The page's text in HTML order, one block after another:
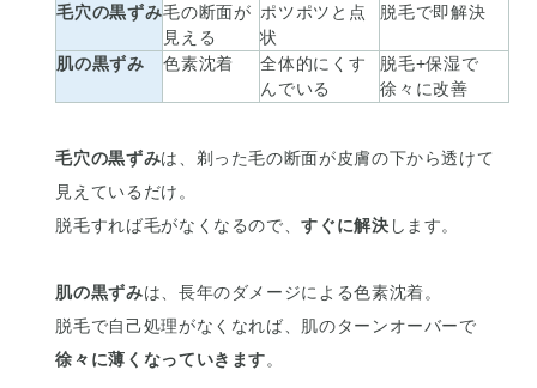
毛穴の黒ずみ毛の断面が
見える
ポツポツと点
状
脱毛で即解決
肌の黒ずみ 色素沈着
全体的にくす
んでいる
脱毛+保湿で
徐々に改善
毛穴の黒ずみは、剃った毛の断面が皮膚の下から透けて
見えているだけ。
脱毛すれば毛がなくなるので、すぐに解決 します。
肌の黒ずみは、長年のダメージによる色素沈着。
脱毛で自己処理がなくなれば、肌のターンオーバーで
徐々に薄くなっていきます。